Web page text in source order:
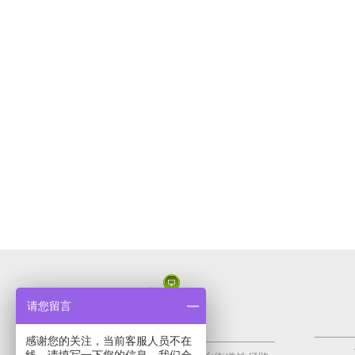
在线安全不仅要关乎将信息输入网站的消费者，拥有站点
网站开发前有什么准备工作
请您留言
感谢您的关注，当前客服人员不在